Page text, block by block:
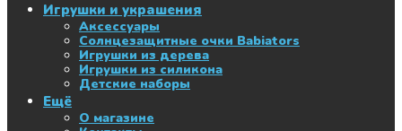
Игрушки и украшения
Аксессуары
Солнцезащитные очки Babiators
Игрушки из дерева
Игрушки из силикона
Детские наборы
Ещё
О магазине